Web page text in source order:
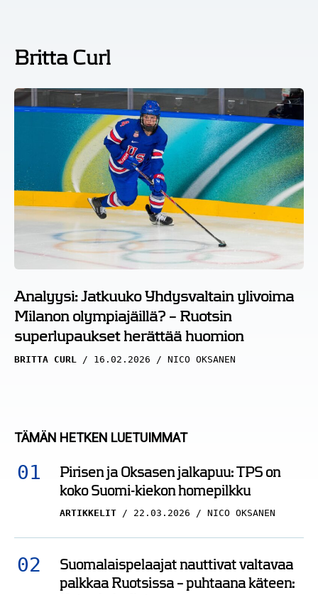
Britta Curl
Analyysi: Jatkuuko Yhdysvaltain ylivoima
Milanon olympiajäillä? – Ruotsin
superlupaukset herättää huomion
BRITTA CURL 16.02.2026 NICO OKSANEN
TÄMÄN HETKEN LUETUIMMAT
Pirisen ja Oksasen jalkapuu: TPS on
koko Suomi-kiekon homepilkku
ARTIKKELIT 22.03.2026 NICO OKSANEN
Suomalaispelaajat nauttivat valtavaa
palkkaa Ruotsissa – puhtaana käteen: